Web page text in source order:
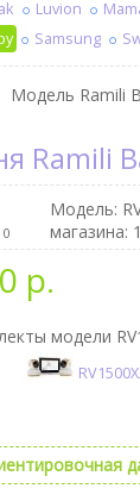
Luvion
Samsung
Модель Ramili
Ramili
0
Модель:
магазина:
р.
модели